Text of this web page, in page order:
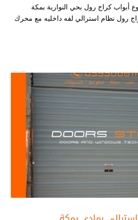
أبواب كراج رول بحي النوارية بمكة
رول نظام استرالي لفه داخليه مع محرك